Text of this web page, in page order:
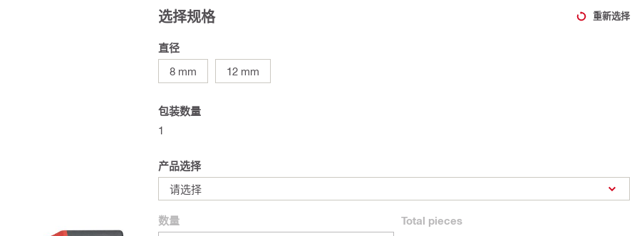
选择规格 重新选择
直径
8 mm
12 mm
包装数量
1
产品选择
请选择
数量
Total pieces